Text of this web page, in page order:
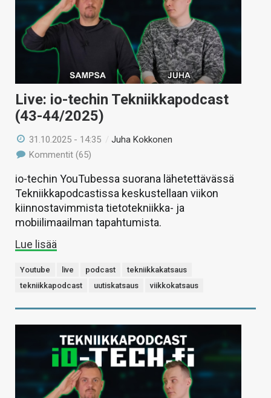
Live: io-techin Tekniikkapodcast
(43-44/2025)
31.10.2025 - 14:35 /Juha Kokkonen
Kommentit (65)
io-techin YouTubessa suorana lähetettävässä
Tekniikkapodcastissa keskustellaan viikon
kiinnostavimmista tietotekniikka- ja
mobiilimaailman tapahtumista.
Lue lisää
Youtube live podcast
tekniikkakatsaus
tekniikkapodcast
uutiskatsaus viikkokatsaus